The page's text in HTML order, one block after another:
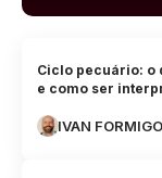
Ciclo pecuário: o
e como ser
IVAN